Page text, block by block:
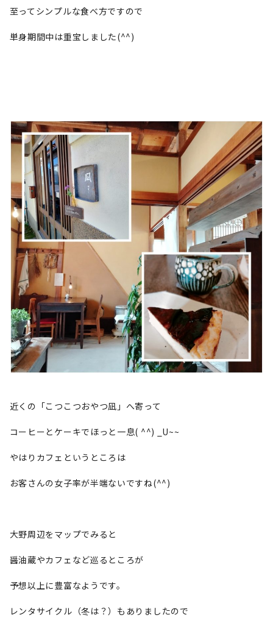
至ってシンプルな食べ方ですので
単身期間中は重宝しました(^^)
近くの「こつこつおやつ凪」へ寄って
コーヒーとケーキでほっと一息( ^^) _U~~
やはりカフェというところは
お客さんの女子率が半端ないですね(^^)
大野周辺をマップでみると
醤油蔵やカフェなど巡るところが
予想以上に豊富なようです。
レンタサイクル（冬は？）もありましたので